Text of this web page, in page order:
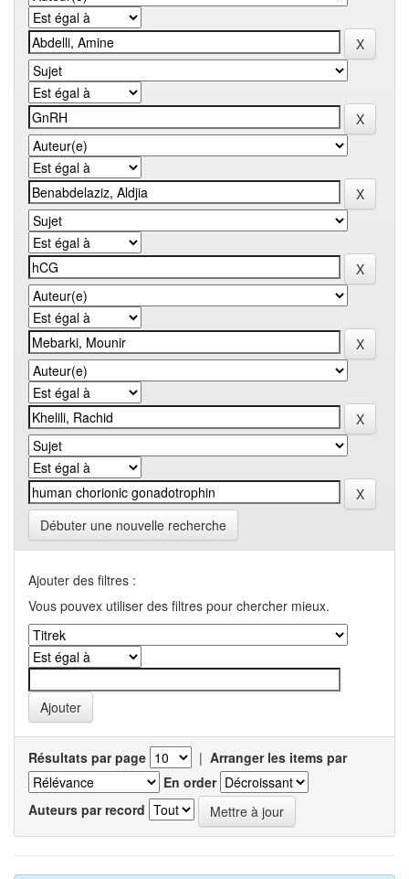
Débuter une nouvelle recherche
Ajouter des filtres :
Vous pouvex utiliser des filtres pour chercher mieux.
Résultats par page | Arranger les items par
En order
Auteurs par record